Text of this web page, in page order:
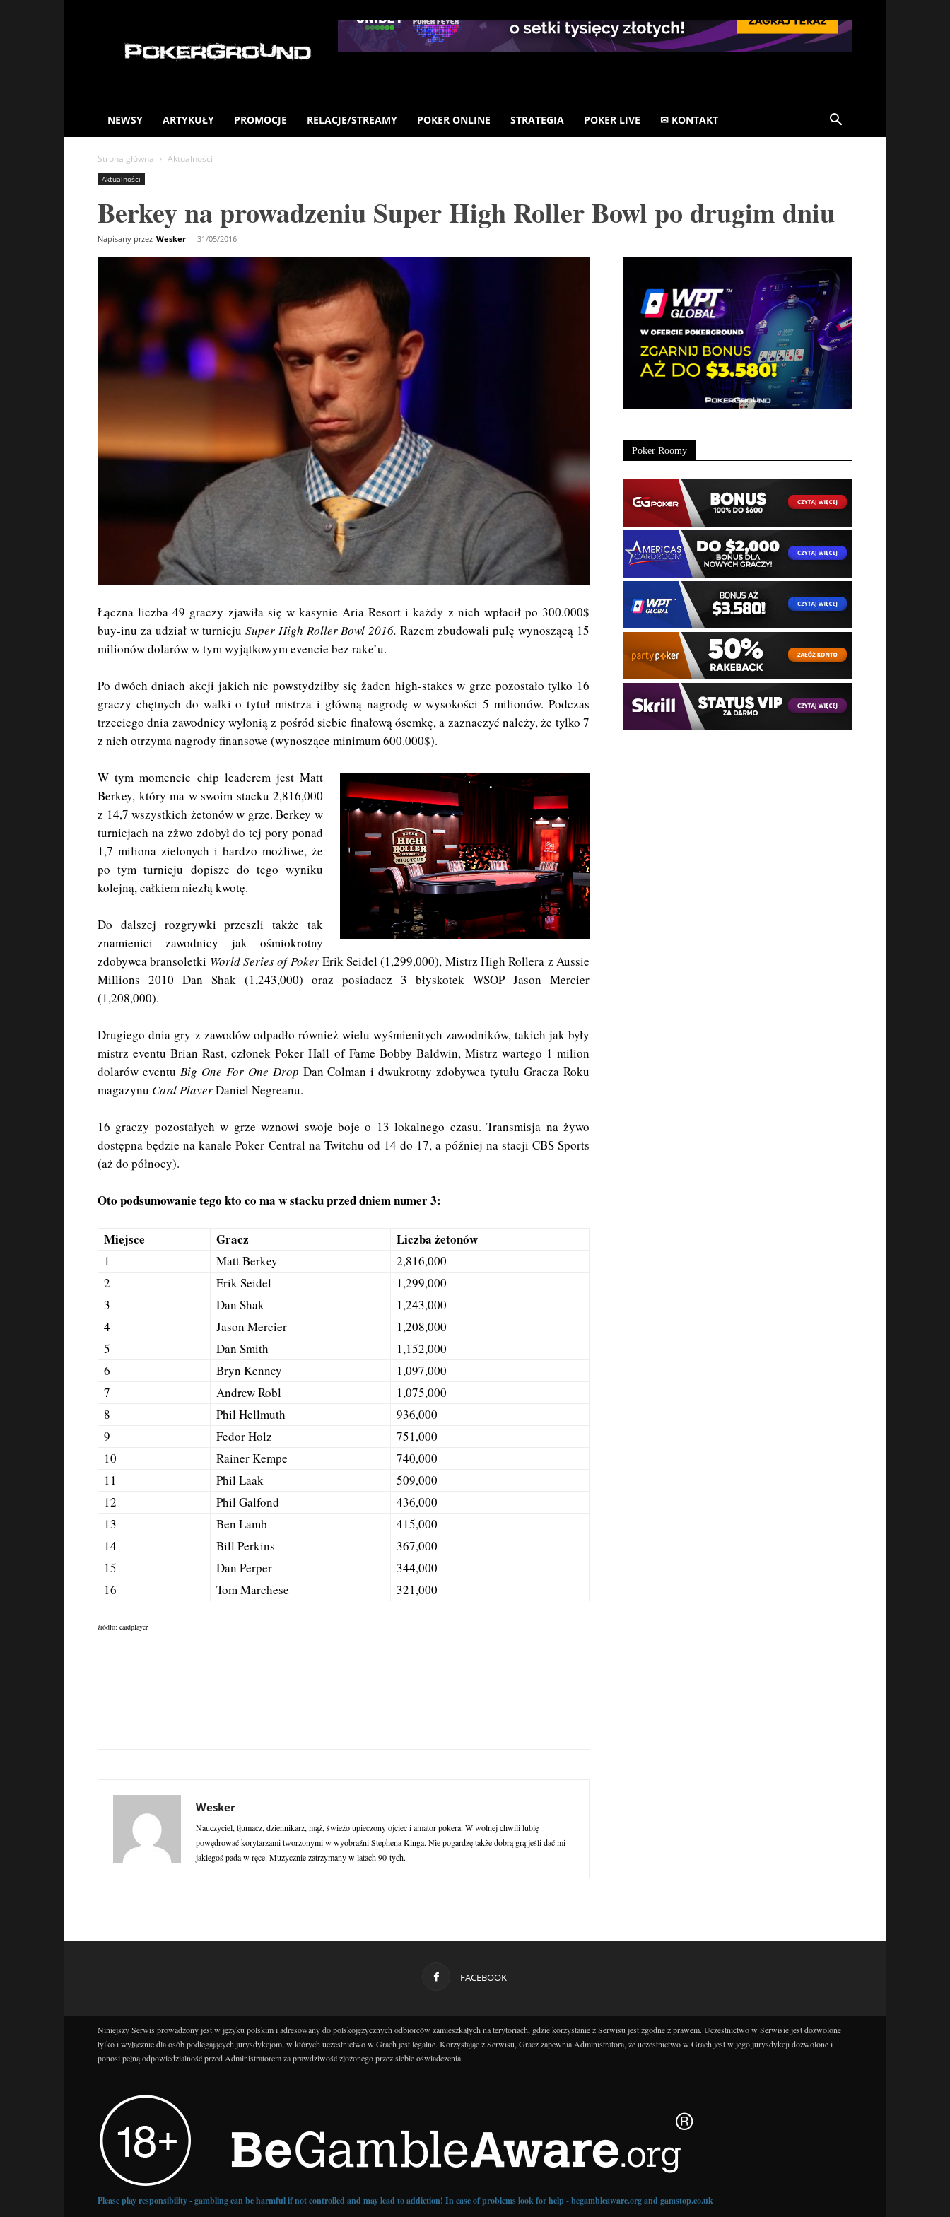
NEWSY ARTYKUŁY PROMOCJE RELACJE/STREAMY POKER ONLINE STRATEGIA POKER LIVE ✉ KONTAKT
Strona główna Aktualności
Aktualności
Berkey na prowadzeniu Super High Roller Bowl po drugim dniu
Napisany przez Wesker - 31/05/2016
Łączna liczba 49 graczy zjawiła się w kasynie Aria Resort i każdy z nich wpłacił po 300.000$
buy-inu za udział w turnieju Super High Roller Bowl 2016. Razem zbudowali pulę wynoszącą 15
milionów dolarów w tym wyjątkowym evencie bez rake’u.
Po dwóch dniach akcji jakich nie powstydziłby się żaden high-stakes w grze pozostało tylko 16
graczy chętnych do walki o tytuł mistrza i główną nagrodę w wysokości 5 milionów. Podczas
trzeciego dnia zawodnicy wyłonią z pośród siebie finałową ósemkę, a zaznaczyć należy, że tylko 7
z nich otrzyma nagrody finansowe (wynoszące minimum 600.000$).
W tym momencie chip leaderem jest Matt
Berkey, który ma w swoim stacku 2,816,000
z 14,7 wszystkich żetonów w grze. Berkey w
turniejach na zżwo zdobył do tej pory ponad
1,7 miliona zielonych i bardzo możliwe, że
po tym turnieju dopisze do tego wyniku
kolejną, całkiem niezłą kwotę.
Do dalszej rozgrywki przeszli także tak
znamienici zawodnicy jak ośmiokrotny
zdobywca bransoletki World Series of PokerErik Seidel (1,299,000), Mistrz High Rollera z Aussie
Millions 2010 Dan Shak (1,243,000) oraz posiadacz 3 błyskotek WSOP Jason Mercier
(1,208,000).
Drugiego dnia gry z zawodów odpadło również wielu wyśmienitych zawodników, takich jak były
mistrz eventu Brian Rast, członek Poker Hall of Fame Bobby Baldwin, Mistrz wartego 1 milion
dolarów eventu Big One For One Drop Dan Colman i dwukrotny zdobywca tytułu Gracza Roku
magazynu Card PlayerDaniel Negreanu.
16 graczy pozostałych w grze wznowi swoje boje o 13 lokalnego czasu. Transmisja na żywo
dostępna będzie na kanale Poker Central na Twitchu od 14 do 17, a później na stacji CBSSports
(aż do północy).
Oto podsumowanie tego kto co ma w stacku przed dniem numer 3:
Miejsce Gracz Liczba żetonów
1 Matt Berkey
2,816,000
2
Erik Seidel
1,299,000
3
Dan Shak
1,243,000
4
Jason Mercier
1,208,000
5
Dan Smith
1,152,000
6
Bryn Kenney
1,097,000
7
Andrew Robl
1,075,000
8
Phil Hellmuth
936,000
9
Fedor Holz
751,000
10
Rainer Kempe
740,000
11
Phil Laak
509,000
12
Phil Galfond
436,000
13
Ben Lamb
415,000
14
Bill Perkins
367,000
15
Dan Perper
344,000
16
Tom Marchese 321,000
źródło: cardplayer
Wesker
Nauczyciel, tłumacz, dziennikarz, mąż, świeżo upieczony ojciec i amator pokera. W wolnej chwili lubię
powędrować korytarzami tworzonymi w wyobraźni Stephena Kinga. Nie pogardzę także dobrą grą jeśli dać mi
jakiegoś pada w ręce. Muzycznie zatrzymany w latach 90-tych.
Poker Roomy
FACEBOOK
Niniejszy Serwis prowadzony jest w języku polskim i adresowany do polskojęzycznych odbiorców zamieszkałych na terytoriach, gdzie korzystanie z Serwisu jest zgodne z prawem. Uczestnictwo w Serwisie jest dozwolone
tylko i wyłącznie dla osób podlegających jurysdykcjom, w których uczestnictwo w Grach jest legalne. Korzystając z Serwisu, Gracz zapewnia Administratora, że uczestnictwo w Grach jest w jego jurysdykcji dozwolone i
ponosi pełną odpowiedzialność przed Administratorem za prawdziwość złożonego przez siebie oświadczenia.
Please play responsibility - gambling can be harmful if not controlled and may lead to addiction! In case of problems look for help - begambleaware.org and gamstop.co.uk